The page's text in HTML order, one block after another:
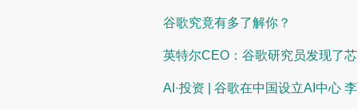
谷歌究竟有多了解你？
英特尔CEO：谷歌研究员发现了
AI·投资 | 谷歌在中国设立AI中心